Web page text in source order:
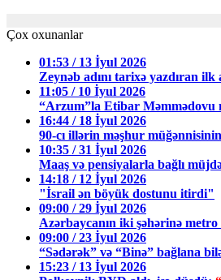
Çox oxunanlar
01:53 / 13 İyul 2026
Zeynəb adını tarixə yazdıran
11:05 / 10 İyul 2026
“Arzum”la Etibar
16:44 / 18 İyul 2026
90-cı illərin məşhur
10:35 / 31 İyul 2026
Maaş və pensiyalarla bağlı
14:18 / 12 İyul 2026
"İsrail ən böyük dostunu itirdi"
09:00 / 29 İyul 2026
Azərbaycanın iki şəhərinə metro
09:00 / 23 İyul 2026
“Sədərək” və “Binə” bağlana
15:23 / 13 İyul 2026